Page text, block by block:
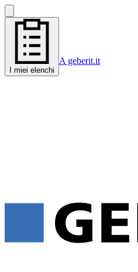
I miei elenchi
A geberit.it